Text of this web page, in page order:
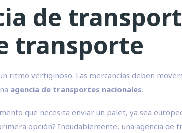
de
transporte
ritmo vertiginoso. Las mercancías deben
agencia de transportes nacionales.
que necesita enviar un palet, ya sea
opción? Indudablemente, una agencia de